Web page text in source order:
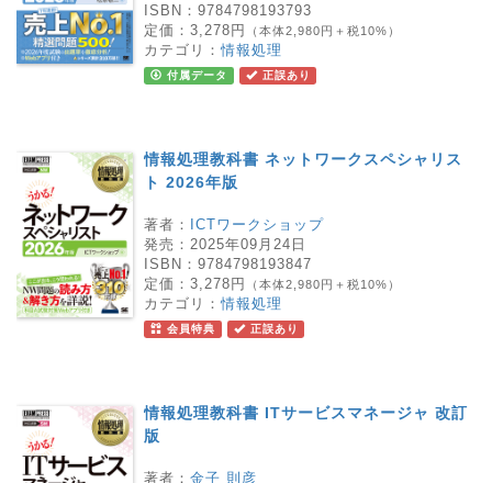
ISBN： 9784798193793
定価： 3,278円 （本体2,980円＋税10%）
カテゴリ：情報処理
付属データ 正誤あり
情報処理教科書 ネットワークスペシャリス
ト 2026年版
著者：
ICTワークショップ
発売： 2025年09月24日
ISBN： 9784798193847
定価： 3,278円 （本体2,980円＋税10%）
カテゴリ：情報処理
会員特典 正誤あり
情報処理教科書 ITサービスマネージャ 改訂
版
著者： 金子 則彦